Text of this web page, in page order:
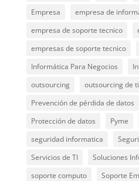
Empresa
empresa de
empresa de soporte tecnico
empresas de soporte tecnico
Informática Para Negocios
outsourcing
outsourcing de ti
Prevención de pérdida de datos
Protección de datos
Pyme
seguridad informatica
Servicios de TI
Soluciones
soporte computo
Soporte